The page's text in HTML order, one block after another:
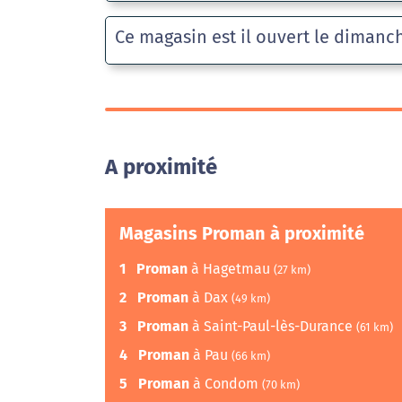
Ce magasin est il ouvert le
A proximité
Magasins Proman à proximité
1 Proman à Hagetmau (27 km)
2 Proman à Dax (49 km)
3 Proman à Saint-Paul-lès-Durance (61 km)
4 Proman à Pau (66 km)
5 Proman à Condom (70 km)